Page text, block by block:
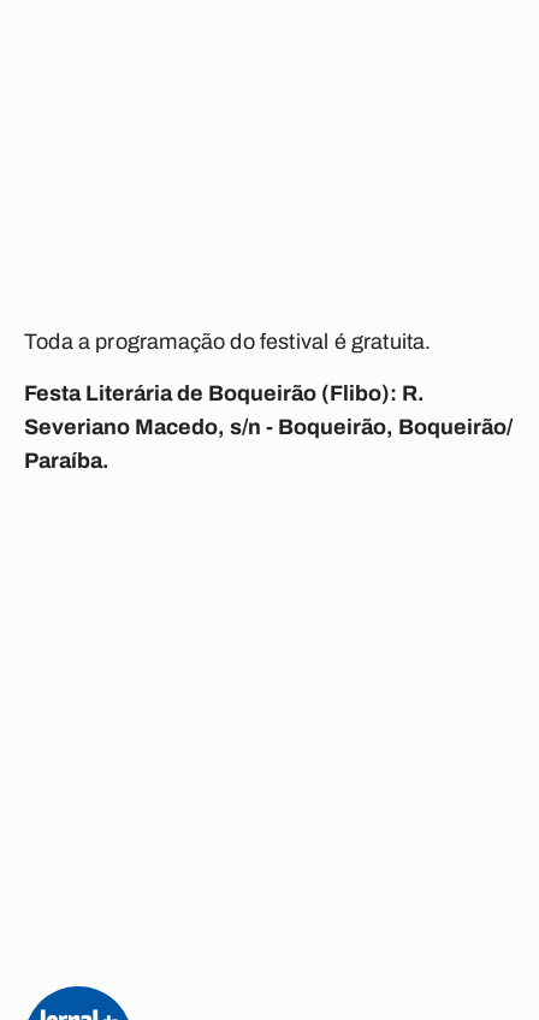
Toda a programação do festival é gratuita.
Festa Literária de Boqueirão (Flibo): R.
Severiano Macedo, s/n - Boqueirão, Boqueirão/
Paraíba.